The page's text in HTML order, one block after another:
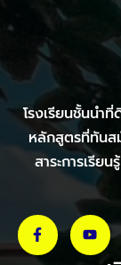
โรงเรียนชั้นนำ
หลักสูตรที่ทันส
สาระการเรี